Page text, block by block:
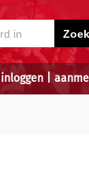
inloggen